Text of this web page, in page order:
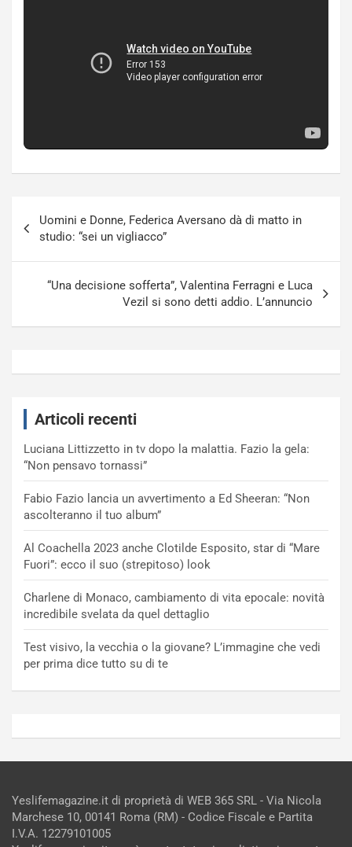
articoli
Uomini e Donne, Federica Aversano dà di matto in
studio: “sei un vigliacco”
“Una decisione sofferta”, Valentina Ferragni e Luca
Vezil si sono detti addio. L’annuncio
Articoli recenti
Luciana Littizzetto in tv dopo la malattia. Fazio la gela:
“Non pensavo tornassi”
Fabio Fazio lancia un avvertimento a Ed Sheeran: “Non
ascolteranno il tuo album”
Al Coachella 2023 anche Clotilde Esposito, star di “Mare
Fuori”: ecco il suo (strepitoso) look
Charlene di Monaco, cambiamento di vita epocale: novità
incredibile svelata da quel dettaglio
Test visivo, la vecchia o la giovane? L’immagine che vedi
per prima dice tutto su di te
Yeslifemagazine.it di proprietà di WEB 365 SRL - Via Nicola
Marchese 10, 00141 Roma (RM) - Codice Fiscale e Partita
I.V.A. 12279101005